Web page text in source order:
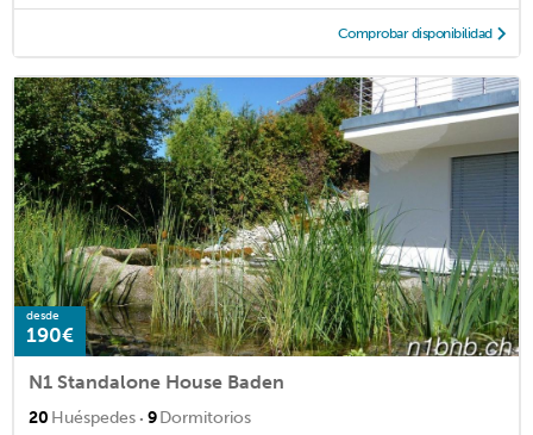
Comprobar disponibilidad
desde
190€
N1 Standalone House Baden
20 Huéspedes · 9Dormitorios